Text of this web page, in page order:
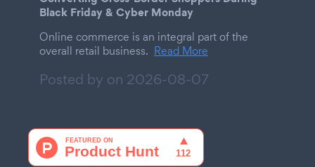
Black Friday & Cyber Monday
Online commerce is an integral part of the
overall retail business. Read More
Posted by on 2026-08-07